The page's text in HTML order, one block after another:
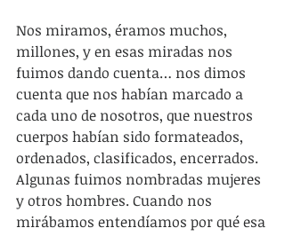
Nos miramos, éramos muchos,
millones, y en esas miradas nos
fuimos dando cuenta… nos dimos
cuenta que nos habían marcado a
cada uno de nosotros, que nuestros
cuerpos habían sido formateados,
ordenados, clasificados, encerrados.
Algunas fuimos nombradas mujeres
y otros hombres. Cuando nos
mirábamos entendíamos por qué esa